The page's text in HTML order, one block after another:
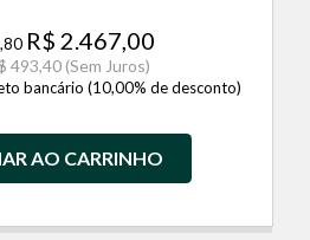
R$ 2.467,00
493,40 (Sem Juros)
bancário (10,00% de desconto)
AO CARRINHO